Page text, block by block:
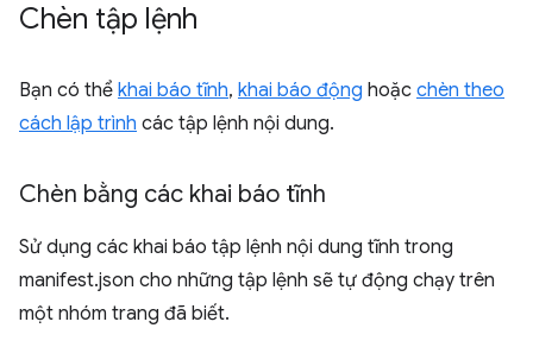
Chèn tập lệnh
Bạn có thể khai báo tĩnh, khai báo động hoặc chèn theo
cách lập trình các tập lệnh nội dung.
Chèn bằng các khai báo tĩnh
Sử dụng các khai báo tập lệnh nội dung tĩnh trong
manifest.json cho những tập lệnh sẽ tự động chạy trên
một nhóm trang đã biết.